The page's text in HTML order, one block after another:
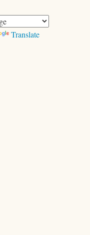
Translate